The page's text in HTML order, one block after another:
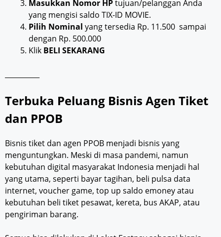
Masukkan Nomor HPtujuan/pelanggan Anda
yang mengisi saldo TIX-ID MOVIE.
Pilih Nominal yang tersedia Rp. 11.500 sampai
dengan Rp. 500.000
Klik BELI SEKARANG
Terbuka Peluang Bisnis Agen Tiket
dan PPOB
Bisnis tiket dan agen PPOB menjadi bisnis yang
menguntungkan. Meski di masa pandemi, namun
kebutuhan digital masyarakat Indonesia menjadi hal
yang utama, seperti bayar tagihan, beli pulsa data
internet, voucher game, top up saldo emoney atau
kebutuhan beli tiket pesawat, kereta, bus AKAP, atau
pengiriman barang.